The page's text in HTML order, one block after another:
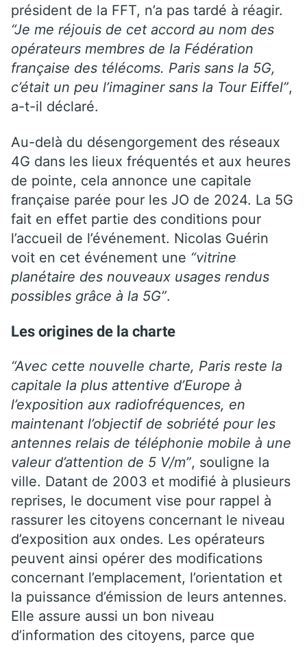
président de la FFT, n’a pas tardé à réagir.
“Je me réjouis de cet accord au nom des
opérateurs membres de la Fédération
française des télécoms. Paris sans la 5G,
c’était un peu l’imaginer sans la Tour Eiffel”,
a-t-il déclaré.
Au-delà du désengorgement des réseaux
4G dans les lieux fréquentés et aux heures
de pointe, cela annonce une capitale
française parée pour les JO de 2024. La 5G
fait en effet partie des conditions pour
l’accueil de l’événement. Nicolas Guérin
voit en cet événement une “vitrine
planétaire des nouveaux usages rendus
possibles grâce à la 5G”.
Les origines de la charte
“Avec cette nouvelle charte, Paris reste la
capitale la plus attentive d’Europe à
l’exposition aux radiofréquences, en
maintenant l’objectif de sobriété pour les
antennes relais de téléphonie mobile à une
valeur d’attention de 5 V/m”, souligne la
ville. Datant de 2003 et modifié à plusieurs
reprises, le document vise pour rappel à
rassurer les citoyens concernant le niveau
d’exposition aux ondes. Les opérateurs
peuvent ainsi opérer des modifications
concernant l’emplacement, l’orientation et
la puissance d’émission de leurs antennes.
Elle assure aussi un bon niveau
d’information des citoyens, parce que